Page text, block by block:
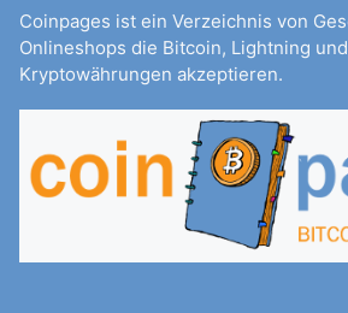
Coinpages ist ein Verzeichnis von
Onlineshops die Bitcoin, Lightning
Kryptowährungen akzeptieren.